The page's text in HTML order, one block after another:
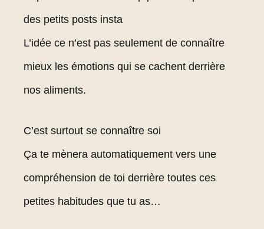
des petits posts insta
L’idée ce n’est pas seulement de connaître
mieux les émotions qui se cachent derrière
nos aliments.
C’est surtout se connaître soi
Ça te mènera automatiquement vers une
compréhension de toi derrière toutes ces
petites habitudes que tu as…